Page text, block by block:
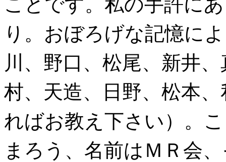
り。おぼろげな記憶に
川、野口、松尾、新井
村、天造、日野、松本
ればお教え下さい）。
まろう、名前はＭＲ会